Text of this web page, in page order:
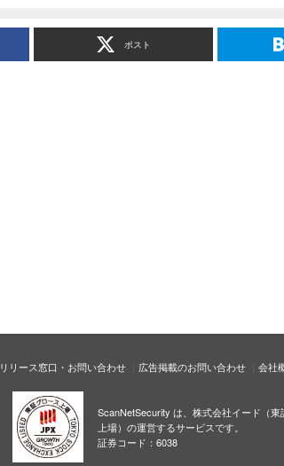
ポスト
リリース窓口・お問い合わせ 広告掲載のお問い合わせ 会社
ScanNetSecurity は、株式会社イード（東
上場）の運営するサービスです。
証券コード：6038